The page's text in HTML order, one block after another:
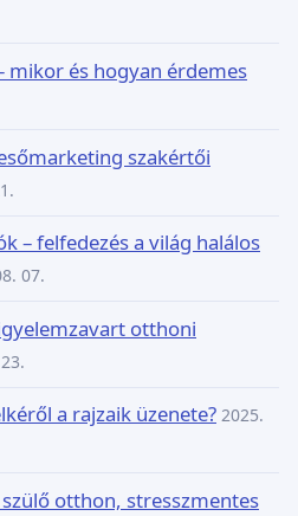
mikor és hogyan érdemes
szakértői
– felfedezés a világ halálos
07.
otthoni
a rajzaik üzenete? 2025.
otthon, stresszmentes